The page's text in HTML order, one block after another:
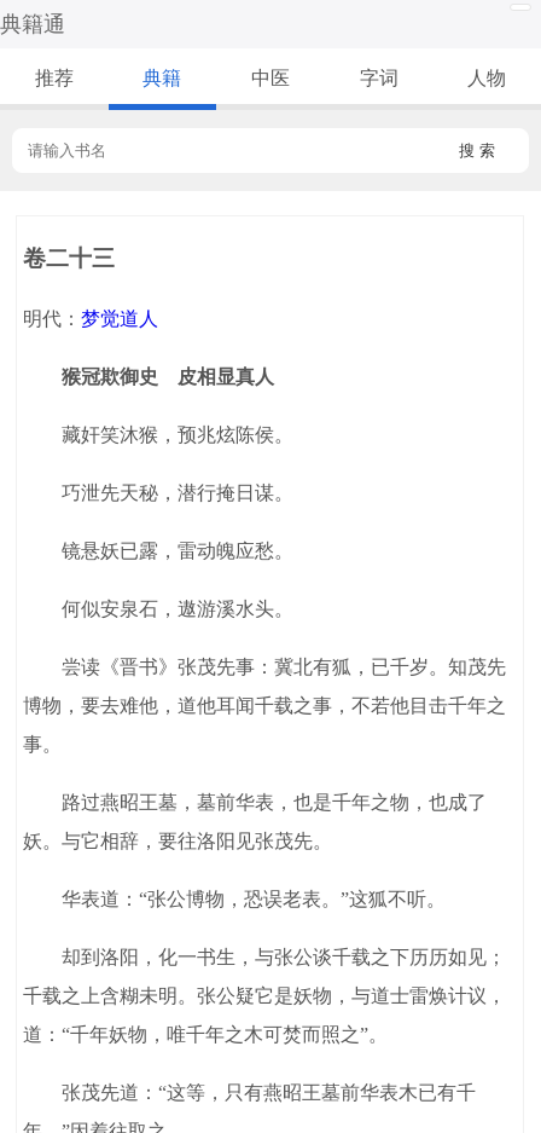
典籍通
推荐 典籍 中医 字词 人物
搜 索
卷二十三
明代：梦觉道人
猴冠欺御史 皮相显真人
藏奸笑沐猴，预兆炫陈侯。
巧泄先天秘，潜行掩日谋。
镜悬妖已露，雷动魄应愁。
何似安泉石，遨游溪水头。
尝读《晋书》张茂先事：冀北有狐，已千岁。知茂先
博物，要去难他，道他耳闻千载之事，不若他目击千年之
事。
路过燕昭王墓，墓前华表，也是千年之物，也成了
妖。与它相辞，要往洛阳见张茂先。
华表道：“张公博物，恐误老表。”这狐不听。
却到洛阳，化一书生，与张公谈千载之下历历如见；
千载之上含糊未明。张公疑它是妖物，与道士雷焕计议，
道：“千年妖物，唯千年之木可焚而照之”。
张茂先道：“这等，只有燕昭王墓前华表木已有千